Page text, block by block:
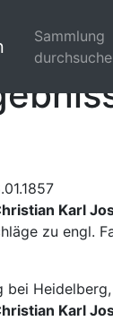
Sammlung
Karl
zu engl.
bei Heidelberg,
Karl